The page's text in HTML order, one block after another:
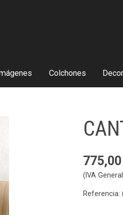
Colchones
(IVA
Referencia: